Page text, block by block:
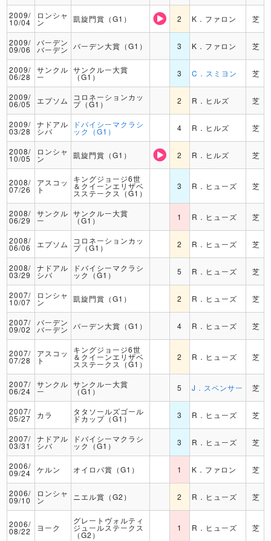
2009/
10/04
ロンシャ
ン 凱旋門賞（G1） 2 K．ファロン 芝
2009/
09/06
バーデン
バーデン バーデン大賞（G1） 3 K．ファロン 芝
2009/
06/28
サンクル
ー
サンクルー大賞
（G1） 3 C．スミヨン 芝
2009/
06/05 エプソム コロネーションカッ
プ（G1） 2 R．ヒルズ 芝
2009/
03/28
ナドアル
シバ
ドバイシーマクラシ
ック（G1） 4 R．ヒルズ 芝
2008/
10/05
ロンシャ
ン 凱旋門賞（G1） 2 R．ヒルズ 芝
2008/
07/26
アスコッ
ト
キングジョージ6世
＆クイーンエリザベ
スステークス（G1）
3 R．ヒューズ 芝
2008/
06/29
サンクル
ー
サンクルー大賞
（G1） 1 R．ヒューズ 芝
2008/
06/06 エプソム コロネーションカッ
プ（G1） 2 R．ヒューズ 芝
2008/
03/29
ナドアル
シバ
ドバイシーマクラシ
ック（G1） 5 R．ヒューズ 芝
2007/
10/07
ロンシャ
ン 凱旋門賞（G1） 2 R．ヒューズ 芝
2007/
09/02
バーデン
バーデン バーデン大賞（G1） 4 R．ヒューズ 芝
2007/
07/28
アスコッ
ト
キングジョージ6世
＆クイーンエリザベ
スステークス（G1）
2 R．ヒューズ 芝
2007/
06/24
サンクル
ー
サンクルー大賞
（G1） 5 J．スペンサー 芝
2007/
05/27 カラ タタソールズゴール
ドカップ（G1） 3 R．ヒューズ 芝
2007/
03/31
ナドアル
シバ
ドバイシーマクラシ
ック（G1） 3 R．ヒューズ 芝
2006/
09/24 ケルン オイロパ賞（G1） 1 K．ファロン 芝
2006/
09/10
ロンシャ
ン ニエル賞（G2） 2 R．ヒューズ 芝
2006/
08/22 ヨーク
グレートヴォルティ
ジュールステークス
（G2）
1 R．ヒューズ 芝